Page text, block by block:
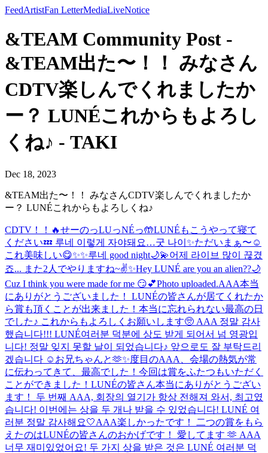
FeedArtistFan LetterMediaLiveNotice
&TEAM Community Post -
&TEAM出た〜！！ みなさん
CDTV楽しんでくれましたか
ー？ LUNÉこれからもよろし
くね♪ - TAKI
Dec 18, 2023
&TEAM出た〜！！ みなさんCDTV楽しんでくれましたか
ー？ LUNÉこれからもよろしくね♪
CDTV！！🔥せーのっLUっNÉっ🤲LUNÉもこうやって寝て
ください💤 루네 이렇게 자야돼요…굿 나이✨ただいまぁ〜☺️
これ美味しい😋✨✨루네 good night🌙💫어제 라이브 많이 끊겼
죠... また2人でやりますね~✌️✨Hey LUNÉ are you an alien??🌙
Cuz I think you were made for me 😏💕Photo uploaded.AAA本当
にありがとうございました！ LUNÉの皆さんが居てくれたか
ら賞も頂くことが出来ました！本当に忘れられない最高の日
でした♪ これからもよろしくお願いします🥺 AAA 정말 감사
했습니다!!! LUNÉ여러분 덕분에 상도 받게 되어서 넘 영광입
니다! 정말 잊지 못할 날이 되었습니다♪ 앞으로도 잘 부탁드리
겠습니다 ☺️ お兄ちゃんと🫶✨度目のAAA、会場の熱気が常
に伝わってきて、最高でした！今回は賞をふたつもいただく
ことができました！LUNÉの皆さん本当にありがとうござい
ます！ 두 번째 AAA, 회장의 열기가 항상 전해져 와서, 최고였
습니다! 이번에는 상을 두 개나 받을 수 있었습니다! LUNÉ 여
러분 정말 감사해요🤍AAA楽しかったです！ 二つの賞をもら
えたのはLUNÉの皆さんのおかげです！ 愛してます 🫶 AAA
너무 재미있었어요! 두 가지 상을 받은 것은 LUNÉ 여러분 덕